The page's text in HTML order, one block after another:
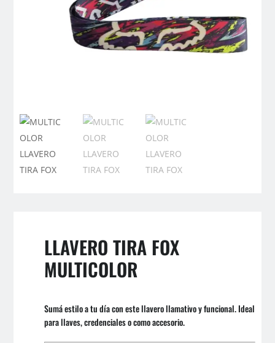
LLAVERO TIRA FOX
MULTICOLOR
Sumá estilo a tu día con este llavero llamativo y funcional. Ideal
para llaves, credenciales o como accesorio.